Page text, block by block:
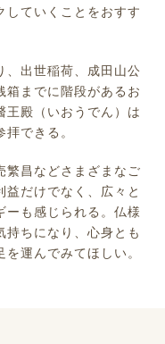
していくことをおすす
、出世稲荷、成田山公
箱までに階段があるお
王殿（いおうでん）は
できる。
繁昌などさまざまなご
だけでなく、広々と
ーも感じられる。仏様
持ちになり、心身とも
運んでみてほしい。